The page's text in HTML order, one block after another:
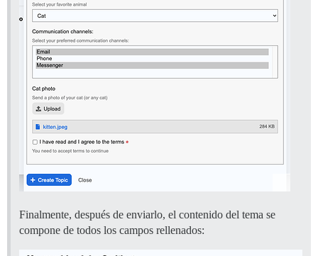
Finalmente, después de enviarlo, el contenido del tema se
compone de todos los campos rellenados: